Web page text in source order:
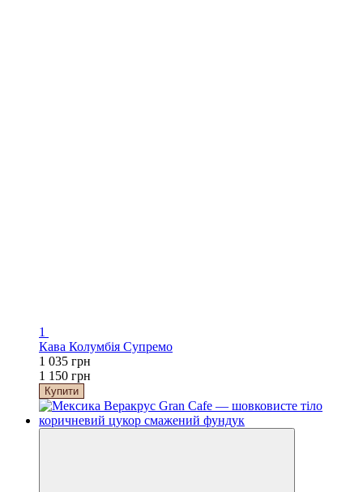
1
Кава Колумбія Супремо
1 035 грн
1 150 грн
Купити